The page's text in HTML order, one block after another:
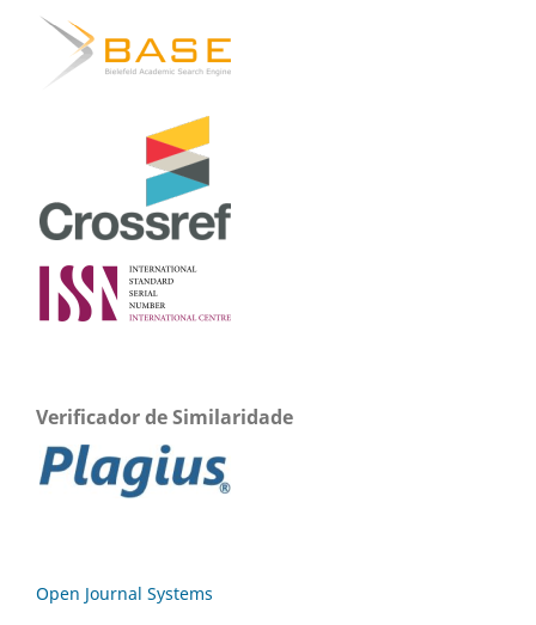
Verificador de Similaridade
Open Journal Systems